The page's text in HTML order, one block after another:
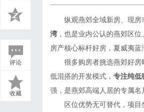
评论
收藏
纵观燕郊全域新房、现
湾 ，也是业内公认的燕郊区
房产核心标杆好房，夏威夷
很多购房者挑选燕郊好
低混搭的开发模式， 专注纯低
强，是燕郊高端人居的专属名
区位优势无可替代，项